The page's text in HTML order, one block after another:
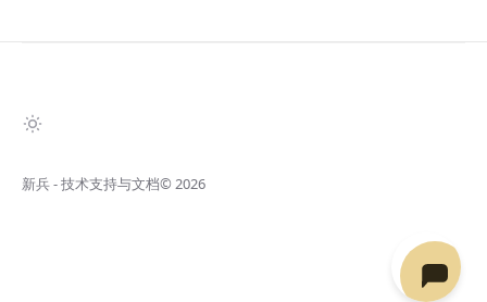
新兵 - 技术支持与文档© 2026